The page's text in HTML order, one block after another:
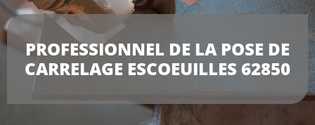
PROFESSIONNEL DE LA POSE DE
CARRELAGE ESCOEUILLES 62850